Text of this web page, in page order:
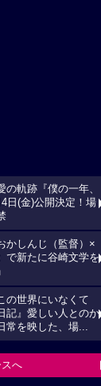
の軌跡『僕の一年、
日(金)公開決定！場
かしんじ（監督）×
で新たに谷崎文学を
の世界にいなくて
』愛しい人とのか
常を映した、場...
へ